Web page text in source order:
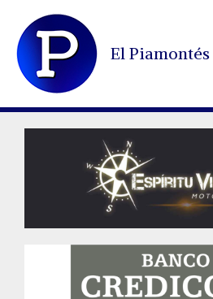
contenido
El Piamontés